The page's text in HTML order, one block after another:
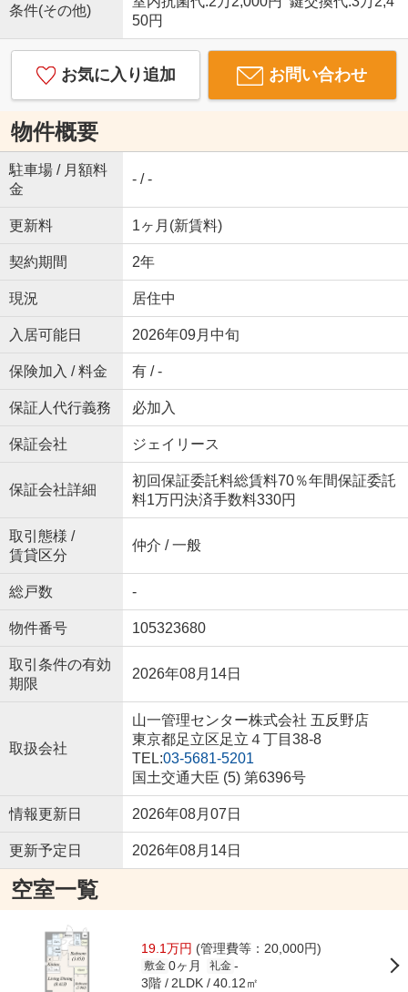
条件(その他)
50円
お気に入り追加 お問い合わせ
物件概要
駐車場 / 月額料
金
- / -
更新料 1ヶ月(新賃料)
契約期間 2年
現況 居住中
入居可能日 2026年09月中旬
保険加入 / 料金 有 / -
保証人代行義務 必加入
保証会社 ジェイリース
保証会社詳細
初回保証委託料総賃料70％年間保証委託
料1万円決済手数料330円
取引態様 /
賃貸区分
仲介 / 一般
総戸数 -
物件番号 105323680
取引条件の有効
期限
2026年08月14日
取扱会社
山一管理センター株式会社 五反野店
東京都足立区足立４丁目38-8
TEL:03-5681-5201
国土交通大臣 (5) 第6396号
情報更新日 2026年08月07日
更新予定日 2026年08月14日
空室一覧
19.1万円 (管理費等：20,000円)
敷金 0ヶ月 礼金 -
3階 2LDK 40.12㎡